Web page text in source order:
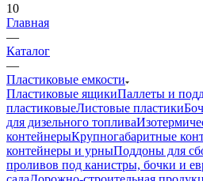
10
Главная
—
Каталог
—
Пластиковые емкости
Пластиковые ящикиПаллеты и
пластиковыеЛистовые пластики
для дизельного топлива
контейнерыКрупногабаритные
контейнеры и урныПоддоны для
проливов под канистры, бочки и